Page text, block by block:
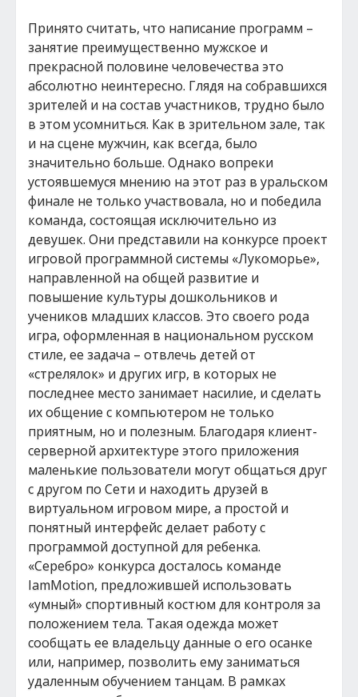
Принято считать, что написание программ –
занятие преимущественно мужское и
прекрасной половине человечества это
абсолютно неинтересно. Глядя на собравшихся
зрителей и на состав участников, трудно было
в этом усомниться. Как в зрительном зале, так
и на сцене мужчин, как всегда, было
значительно больше. Однако вопреки
устоявшемуся мнению на этот раз в уральском
финале не только участвовала, но и победила
команда, состоящая исключительно из
девушек. Они представили на конкурсе проект
игровой программной системы «Лукоморье»,
направленной на общей развитие и
повышение культуры дошкольников и
учеников младших классов. Это своего рода
игра, оформленная в национальном русском
стиле, ее задача – отвлечь детей от
«стрелялок» и других игр, в которых не
последнее место занимает насилие, и сделать
их общение с компьютером не только
приятным, но и полезным. Благодаря клиент-
серверной архитектуре этого приложения
маленькие пользователи могут общаться друг
с другом по Сети и находить друзей в
виртуальном игровом мире, а простой и
понятный интерфейс делает работу с
программой доступной для ребенка.
«Серебро» конкурса досталось команде
IamMotion, предложившей использовать
«умный» спортивный костюм для контроля за
положением тела. Такая одежда может
сообщать ее владельцу данные о его осанке
или, например, позволить ему заниматься
удаленным обучением танцам. В рамках